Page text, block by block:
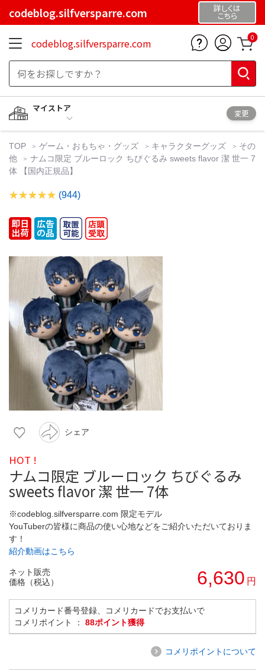
codeblog.silfversparre.com 詳しくは
こちら
codeblog.silfversparre.com 0
マイストア
変更
TOP ゲーム・おもちゃ・グッズ キャラクターグッズ
その
他
ナムコ限定 ブルーロック ちびぐるみ sweets flavor 潔 世一 7
体 【国内正規品】
(944)
シェア
HOT !
ナムコ限定 ブルーロック ちびぐるみ
sweets flavor 潔 世一 7体
※codeblog.silfversparre.com 限定モデル
YouTuberの皆様に商品の使い心地などをご紹介いただいておりま
す！
紹介動画はこちら
ネット販売
価格（税込）
6,630 円
コメリカード番号登録、コメリカードでお支払いで
コメリポイント ： 88ポイント獲得
コメリポイントについて